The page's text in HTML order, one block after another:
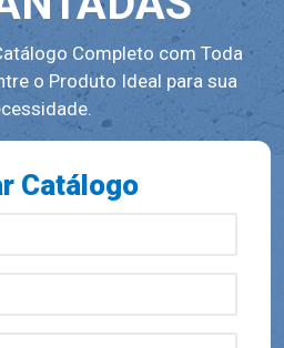
Completo com Toda
o Produto Ideal para sua
Catálogo